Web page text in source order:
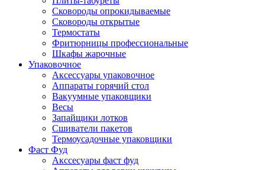
Сковороды опрокидываемые
Сковороды открытые
Термостаты
Фритюрницы профессиональные
Шкафы жарочные
Упаковочное
Аксессуары упаковочное
Аппараты горячий стол
Вакуумные упаковщики
Весы
Запайщики лотков
Сшиватели пакетов
Термоусадочные упаковщики
Фаст Фуд
Акссесуары фаст фуд